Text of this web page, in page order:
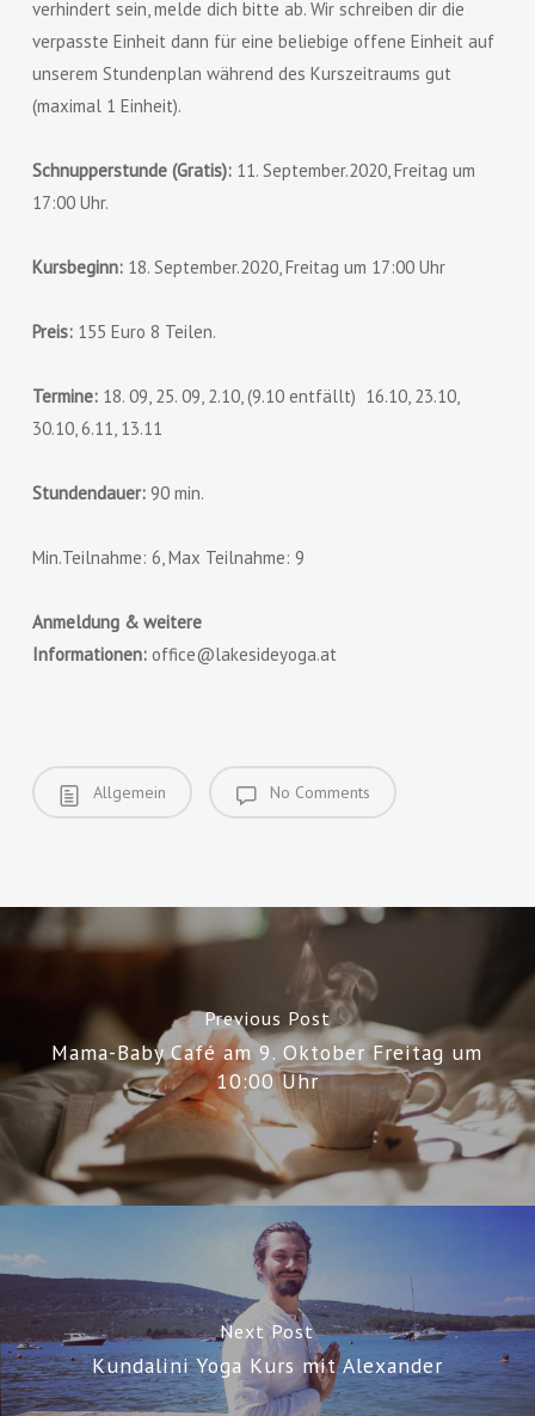
verhindert sein, melde dich bitte ab. Wir schreiben dir die
verpasste Einheit dann für eine beliebige offene Einheit auf
unserem Stundenplan während des Kurszeitraums gut
(maximal 1 Einheit).
Schnupperstunde (Gratis):11. September.2020, Freitag um
17:00 Uhr.
Kursbeginn: 18. September.2020, Freitag um 17:00 Uhr
Preis:155 Euro 8 Teilen.
Termine: 18. 09, 25. 09, 2.10, (9.10 entfällt) 16.10, 23.10,
30.10, 6.11, 13.11
Stundendauer:90 min.
Min.Teilnahme: 6, Max Teilnahme: 9
Anmeldung & weitere
Informationen: office@lakesideyoga.at
Allgemein No Comments
Previous Post
Mama-Baby Café am 9. Oktober Freitag um
10:00 Uhr
Next Post
Kundalini Yoga Kurs mit Alexander